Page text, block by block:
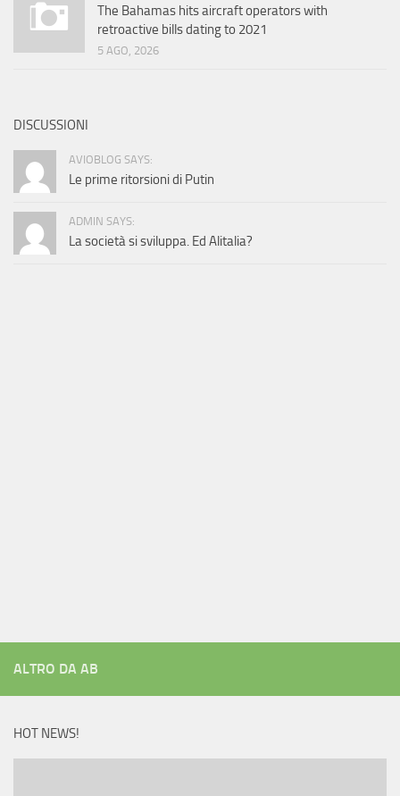
The Bahamas hits aircraft operators with
retroactive bills dating to 2021
5 AGO, 2026
DISCUSSIONI
AVIOBLOG SAYS:
Le prime ritorsioni di Putin
ADMIN SAYS:
La società si sviluppa. Ed Alitalia?
ALTRO DA AB
HOT NEWS!